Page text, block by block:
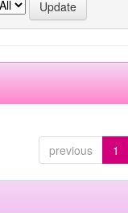
previous 1